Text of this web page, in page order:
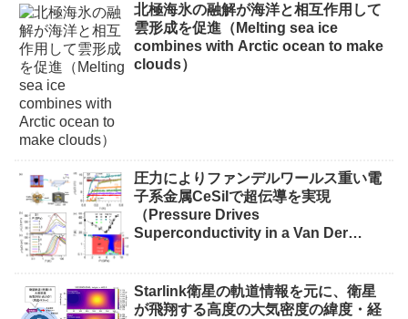
北極海氷の融解が海洋と相互作用して
雲形成を促進（Melting sea ice
combines with Arctic ocean to make
clouds）
圧力によりファンデルワールス重い電
子系金属CeSiIで超伝導を実現
（Pressure Drives
Superconductivity in a Van Der
Starlink衛星の軌道情報を元に、衛星
が飛翔する高度の大気密度の緯度・経